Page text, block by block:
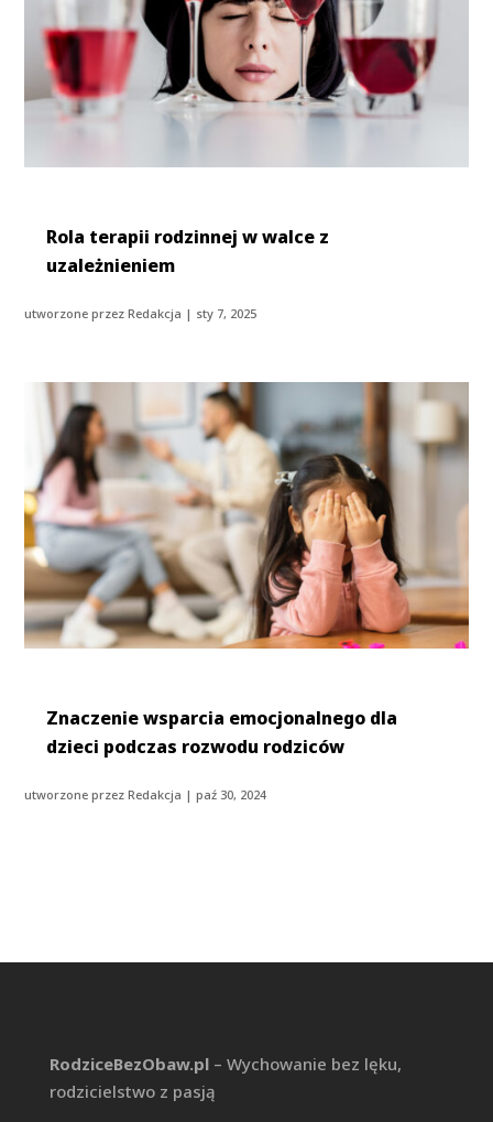
Rola terapii rodzinnej w walce z
uzależnieniem
utworzone przezRedakcja | sty 7, 2025
Znaczenie wsparcia emocjonalnego dla
dzieci podczas rozwodu rodziców
utworzone przezRedakcja |paź 30, 2024
RodziceBezObaw.pl– Wychowanie bez lęku,
rodzicielstwo z pasją